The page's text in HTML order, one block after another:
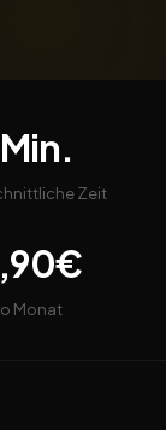
Zeit
Monat